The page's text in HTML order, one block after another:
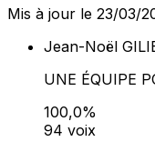
Mis à jour le 23/03/
Jean-Noël
UNE ÉQUIPE
100,0%
94 voix